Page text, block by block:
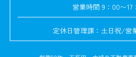
営業時間 9：00〜17
定休日管理課：土日祝/営